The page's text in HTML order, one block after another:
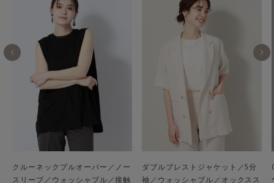
クルーネックプルオーバー／ノー
スリーブ／ウォッシャブル／接触
ダブルブレストジャケット／5分
袖／ウォッシャブル／オックスス